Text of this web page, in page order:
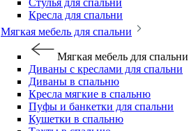
Стулья для спальни
Кресла для спальни
Мягкая мебель для спальни
Мягкая мебель для спальни
Диваны с креслами для спальни
Диваны в спальню
Кресла мягкие в спальню
Пуфы и банкетки для спальни
Кушетки в спальню